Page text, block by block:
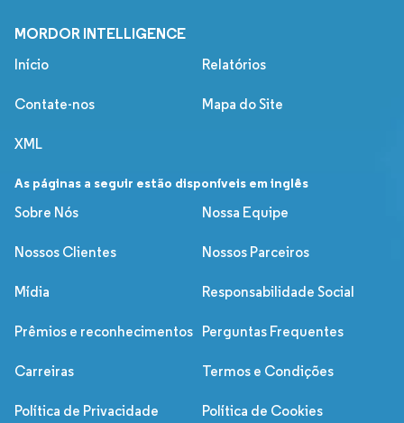
MORDOR INTELLIGENCE
Início Relatórios
Contate-nos Mapa do Site
XML
As páginas a seguir estão disponíveis em inglês
Sobre Nós
Nossa Equipe
Nossos Clientes Nossos Parceiros
Mídia Responsabilidade Social
Prêmios e reconhecimentos Perguntas Frequentes
Carreiras Termos e Condições
Política de Privacidade Política de Cookies